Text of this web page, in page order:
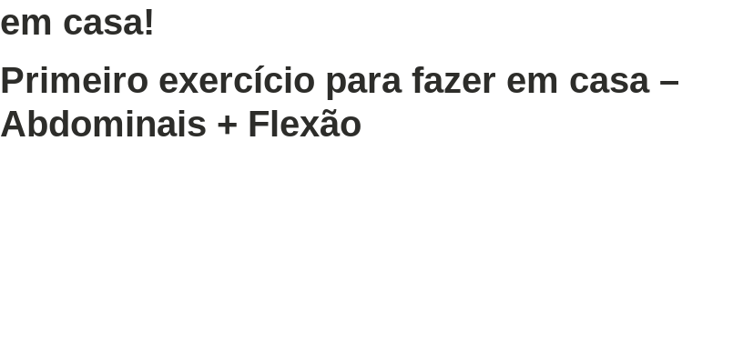
em casa!
Primeiro exercício para fazer em casa –
Abdominais + Flexão